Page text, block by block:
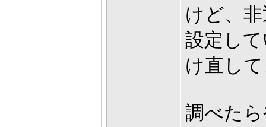
けど、
設定し
け直し
調べた